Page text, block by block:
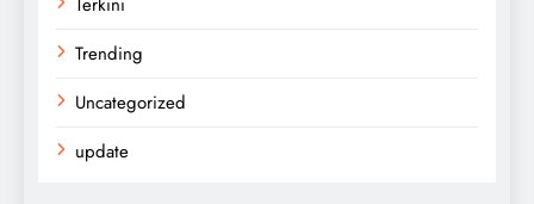
Trending
Uncategorized
update